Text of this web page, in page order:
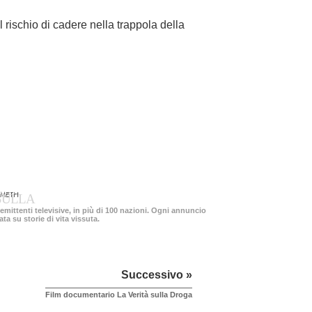
di cadere nella trappola della
televisive, in più di 100 nazioni. Ogni annuncio
su storie di vita vissuta.
Successivo »
Film documentario La Verità sulla Droga